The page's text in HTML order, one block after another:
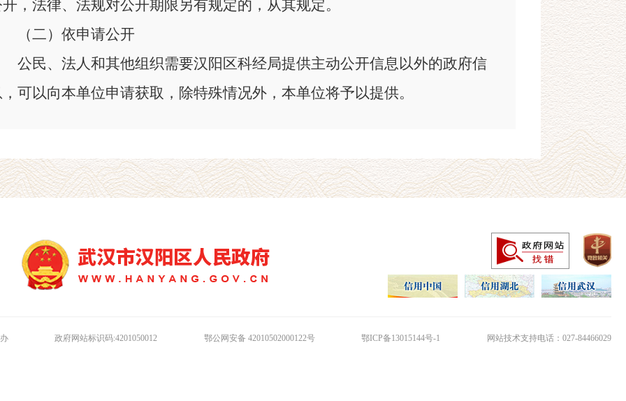
，法律、法规对公开期限另有规定的，从其规定。
（二）依申请公开
公民、法人和其他组织需要汉阳区科经局提供主动公开信息以外的政府信
可以向本单位申请获取，除特殊情况外，本单位将予以提供。
》（以下简称《申请表》）。《申请表》可在区科经局信息公开工作机构领
（1）申请人姓名或单位（组织）名称，有效身份证明，联系方式。
（2）申请人对所需政府信息应当描述明确、详尽，包括能够据以指向特定政
政府网站标识码:4201050012 鄂公网安备 42010502000122号 鄂ICP备13015144号-1 网站技术支持电话：027-84466029